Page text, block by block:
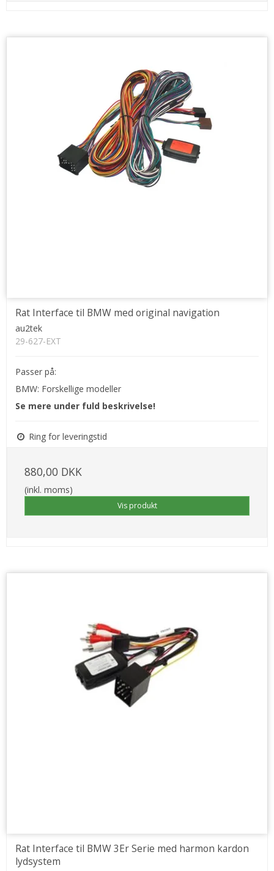
Rat Interface til BMW med original navigation
au2tek
29-627-EXT
Passer på:
BMW: Forskellige modeller
Se mere under fuld beskrivelse!
Ring for leveringstid
880,00 DKK
(inkl. moms)
Vis produkt
Rat Interface til BMW 3Er Serie med harmon kardon
lydsystem